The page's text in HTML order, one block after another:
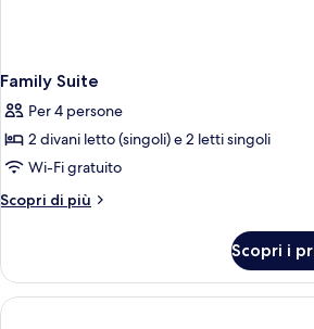
Family Suite
Per 4 persone
2 divani letto (singoli) e 2 letti singoli
Wi-Fi gratuito
Scopri di più
Altri
Suite
Scopri i